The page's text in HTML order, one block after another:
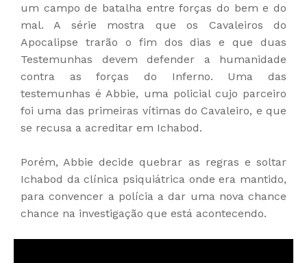
um campo de batalha entre forças do bem e do
mal. A série mostra que os Cavaleiros do
Apocalipse trarão o fim dos dias e que duas
Testemunhas devem defender a humanidade
contra as forças do Inferno. Uma das
testemunhas é Abbie, uma policial cujo parceiro
foi uma das primeiras vítimas do Cavaleiro, e que
se recusa a acreditar em Ichabod.
Porém, Abbie decide quebrar as regras e soltar
Ichabod da clínica psiquiátrica onde era mantido,
para convencer a polícia a dar uma nova chance
chance na investigação que está acontecendo.